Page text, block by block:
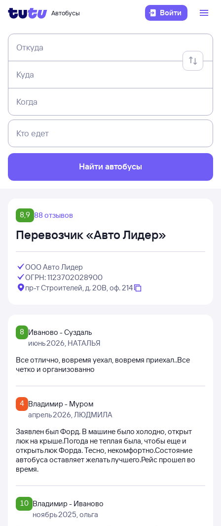
Автобусы Войти
Откуда
Куда
Когда
Кто едет
Найти автобусы
8,9 88 отзывов
Перевозчик «Авто Лидер»
ООО Авто Лидер
ОГРН: 1123702028900
пр-т Строителей, д. 20В, оф. 214
8 Иваново - Суздаль
июнь 2026, НАТАЛЬЯ
Все отлично, вовремя уехал, вовремя приехал..Все
четко и организованно
4 Владимир - Муром
апрель 2026, ЛЮДМИЛА
Заявлен был Форд. В машине было холодно, открыт
люк на крыше.Погода не теплая была, чтобы еще и
открыть люк Форда. Тесно, некомфортно.Состояние
автобуса оставляет желать лучшего.Рейс прошел во
время.
10 Владимир - Иваново
ноябрь 2025, ольга